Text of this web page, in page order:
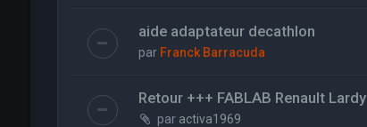
aide adaptateur decathlon
par Franck Barracuda
Retour +++ FABLAB Renault Lardy
par activa1969